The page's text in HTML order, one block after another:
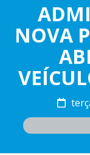
NOVA